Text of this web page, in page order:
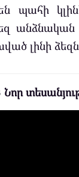
պահի
անձնական
լինի
Նոր